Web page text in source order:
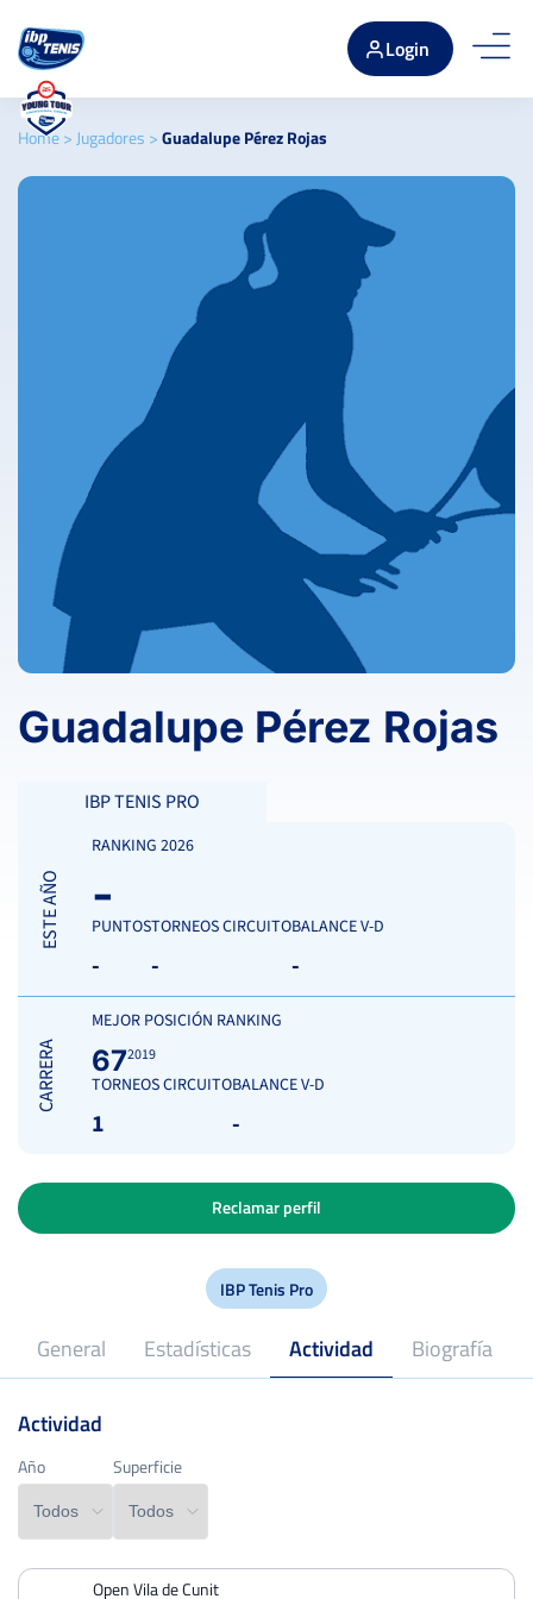
Login
Home> Jugadores >Guadalupe Pérez Rojas
Guadalupe Pérez Rojas
IBP TENIS PRO
ESTE AÑO
RANKING 2026
-
PUNTOS
-
TORNEOS CIRCUITO
-
BALANCE V-D
-
CARRERA
MEJOR POSICIÓN RANKING
672019
TORNEOS CIRCUITO
1
BALANCE V-D
-
IBP Tenis Pro
General Estadísticas Actividad Biografía
Reclamar perfil
Profesional desde
Año Superficie
PERDIDOS
Actividad
Año Superficie
Open Vila de Cunit